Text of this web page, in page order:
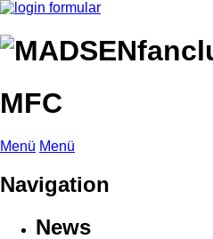
MFC
Menü Menü
Navigation
News